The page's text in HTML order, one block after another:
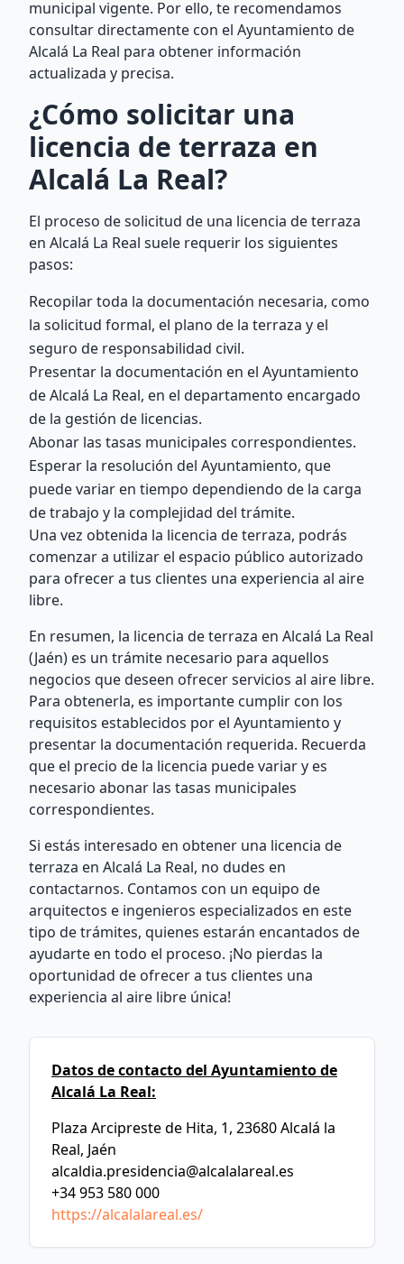
municipal vigente. Por ello, te recomendamos
consultar directamente con el Ayuntamiento de
Alcalá La Real para obtener información
actualizada y precisa.
¿Cómo solicitar una
licencia de terraza en
Alcalá La Real?
El proceso de solicitud de una licencia de terraza
en Alcalá La Real suele requerir los siguientes
pasos:
Recopilar toda la documentación necesaria, como
la solicitud formal, el plano de la terraza y el
seguro de responsabilidad civil.
Presentar la documentación en el Ayuntamiento
de Alcalá La Real, en el departamento encargado
de la gestión de licencias.
Abonar las tasas municipales correspondientes.
Esperar la resolución del Ayuntamiento, que
puede variar en tiempo dependiendo de la carga
de trabajo y la complejidad del trámite.
Una vez obtenida la licencia de terraza, podrás
comenzar a utilizar el espacio público autorizado
para ofrecer a tus clientes una experiencia al aire
libre.
En resumen, la licencia de terraza en Alcalá La Real
(Jaén) es un trámite necesario para aquellos
negocios que deseen ofrecer servicios al aire libre.
Para obtenerla, es importante cumplir con los
requisitos establecidos por el Ayuntamiento y
presentar la documentación requerida. Recuerda
que el precio de la licencia puede variar y es
necesario abonar las tasas municipales
correspondientes.
Si estás interesado en obtener una licencia de
terraza en Alcalá La Real, no dudes en
contactarnos. Contamos con un equipo de
arquitectos e ingenieros especializados en este
tipo de trámites, quienes estarán encantados de
ayudarte en todo el proceso. ¡No pierdas la
oportunidad de ofrecer a tus clientes una
experiencia al aire libre única!
Datos de contacto del Ayuntamiento de
Alcalá La Real:
Plaza Arcipreste de Hita, 1, 23680 Alcalá la
Real, Jaén
alcaldia.presidencia@alcalalareal.es
+34 953 580 000
https://alcalalareal.es/